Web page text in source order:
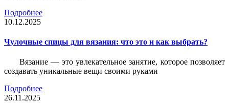
Подробнее
10.12.2025
Чулочные спицы для вязания: что это и как выбрать?
Вязание — это увлекательное занятие, которое позволяет
создавать уникальные вещи своими руками
Подробнее
26.11.2025